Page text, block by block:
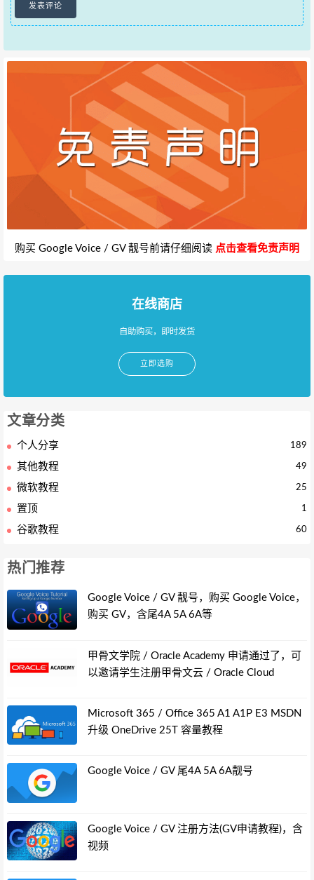
购买 Google Voice / GV 靓号前请仔细阅读 点击查看免责声明
在线商店
自助购买，即时发货
立即选购
文章分类
个人分享 189
其他教程 49
微软教程 25
置顶 1
谷歌教程 60
热门推荐
Google Voice / GV 靓号，购买 Google Voice，
购买 GV，含尾4A 5A 6A等
甲骨文学院 / Oracle Academy 申请通过了，可
以邀请学生注册甲骨文云 / Oracle Cloud
Microsoft 365 / Office 365 A1 A1P E3 MSDN
升级 OneDrive 25T 容量教程
Google Voice / GV 尾4A 5A 6A靓号
Google Voice / GV 注册方法(GV申请教程)，含
视频